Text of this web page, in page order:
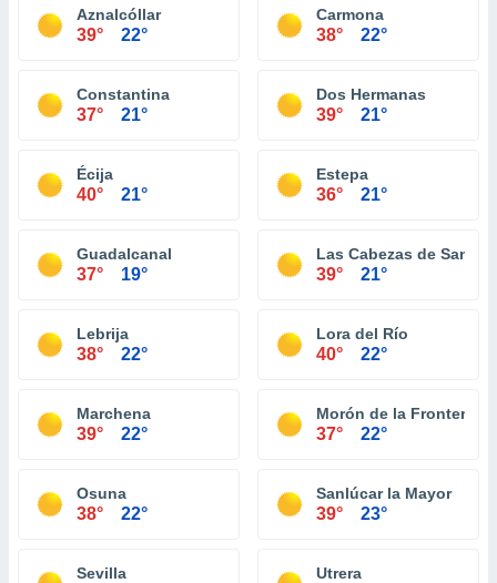
Aznalcóllar
39° 22°
Carmona
38° 22°
Constantina
37° 21°
Dos Hermanas
39° 21°
Écija
40° 21°
Estepa
36° 21°
Guadalcanal
37° 19°
Las Cabezas de San
39° 21°
Lebrija
38° 22°
Lora del Río
40° 22°
Marchena
39° 22°
Morón de la Frontera
37° 22°
Osuna
38° 22°
Sanlúcar la Mayor
39° 23°
Sevilla Utrera